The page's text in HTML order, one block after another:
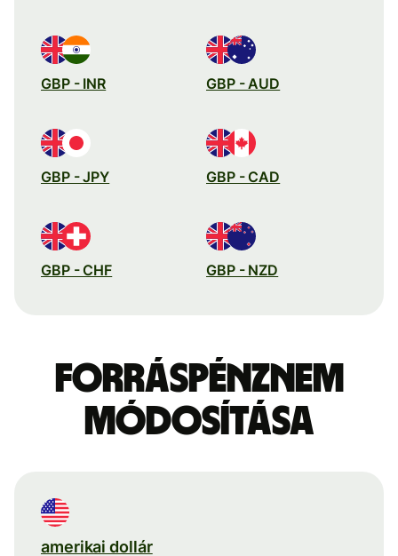
GBP - INR GBP - AUD
GBP - JPY GBP - CAD
GBP - CHF GBP - NZD
Forráspénznem
módosítása
amerikai dollár